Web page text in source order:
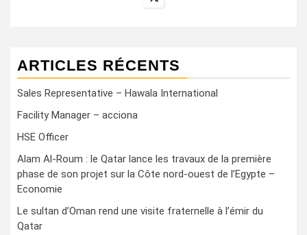
ARTICLES RÉCENTS
Sales Representative – Hawala International
Facility Manager – acciona
HSE Officer
Alam Al-Roum : le Qatar lance les travaux de la première
phase de son projet sur la Côte nord-ouest de l’Egypte –
Economie
Le sultan d’Oman rend une visite fraternelle à l’émir du
Qatar